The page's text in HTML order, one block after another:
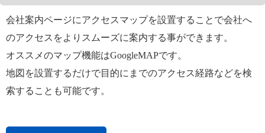
会社案内ページにアクセスマップを設置することで会社へ
のアクセスをよりスムーズに案内する事ができます。
オススメのマップ機能はGoogleMAPです。
地図を設置するだけで目的にまでのアクセス経路などを検
索することも可能です。